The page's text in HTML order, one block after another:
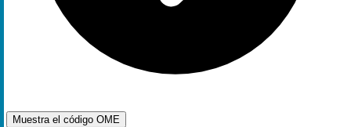
Muestra el código OME